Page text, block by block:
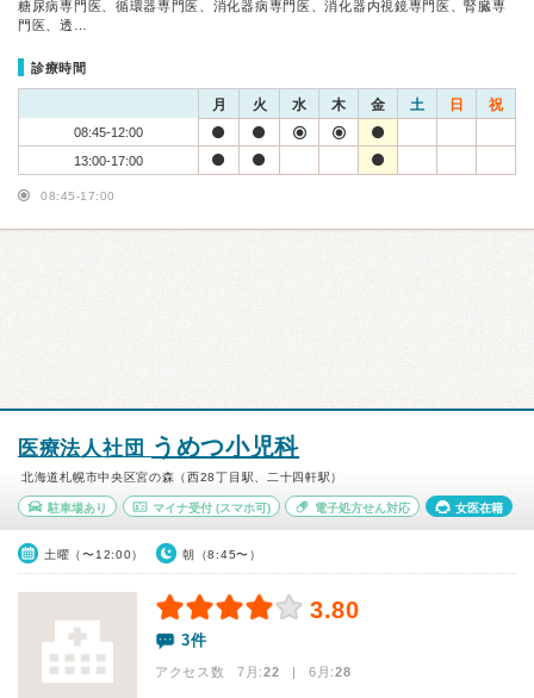
糖尿病専門医、循環器専門医、消化器病専門医、消化器内視鏡専門医、腎臓専
門医、透…
診療時間
月 火 水 木 金 土 日 祝
08:45-12:00
13:00-17:00
08:45-17:00
医療法人社団 うめつ小児科
北海道札幌市中央区宮の森（西28丁目駅、二十四軒駅）
駐車場あり マイナ受付(スマホ可) 電子処方せん対応 女医在籍
土曜（〜12:00） 朝（8:45〜）
3.80
3件
アクセス数 7月:22 | 6月:28